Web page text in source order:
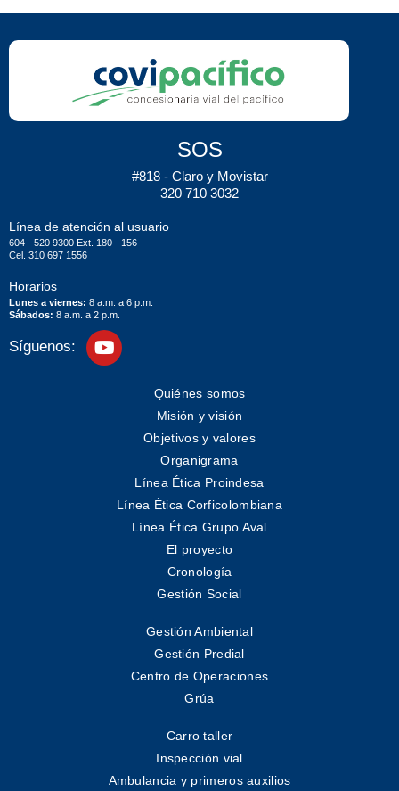
SOS
#818 - Claro y Movistar
320 710 3032
Línea de atención al usuario
604 - 520 9300 Ext. 180 - 156
Cel. 310 697 1556
Horarios
Lunes a viernes: 8 a.m. a 6 p.m.
Sábados: 8 a.m. a 2 p.m.
Síguenos:
Quiénes somos
Misión y visión
Objetivos y valores
Organigrama
Línea Ética Proindesa
Línea Ética Corficolombiana
Línea Ética Grupo Aval
El proyecto
Cronología
Gestión Social
Gestión Ambiental
Gestión Predial
Centro de Operaciones
Grúa
Carro taller
Inspección vial
Ambulancia y primeros auxilios